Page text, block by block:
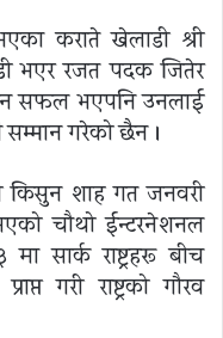
कराते खेलाडी श्री
भएर रजत पदक जितेर
सफल भएपनि उनलाई
गरेको छैन ।
किसुन शाह गत जनवरी
चौथो ईन्टरनेशनल
सार्क राष्ट्रहरू बीच
गरी राष्ट्रको गौरव